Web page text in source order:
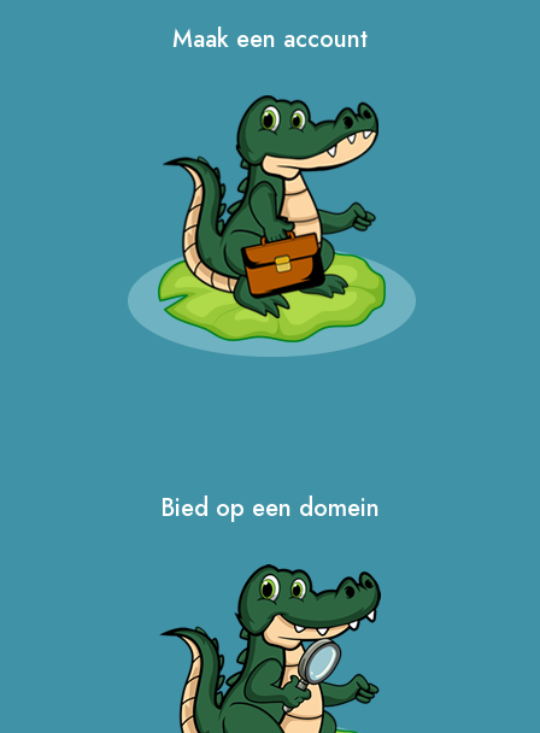
Maak een account
Bied op een domein